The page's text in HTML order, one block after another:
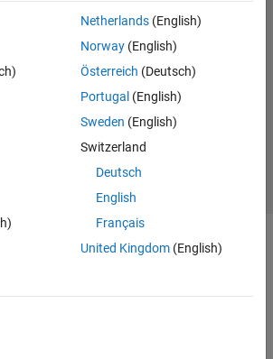
Netherlands(English)
Norway(English)
Österreich (Deutsch)
Portugal (English)
Sweden (English)
Switzerland
Deutsch
English
Français
United Kingdom(English)
Marcas comerciales
Antipiratería
Estado de las aplicaciones
Inc.
Seleccione un país/